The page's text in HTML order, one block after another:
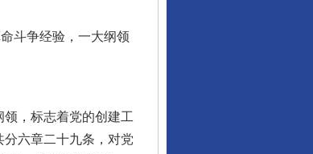
斗争经验，一大纲领
，标志着党的创建工
六章二十九条，对党